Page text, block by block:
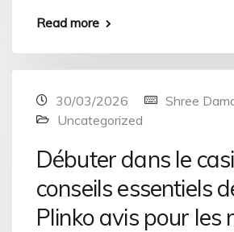
Read more
30/03/2026
Shree
Uncategorized
Débuter dans le
conseils essentiels
Plinko avis pour les